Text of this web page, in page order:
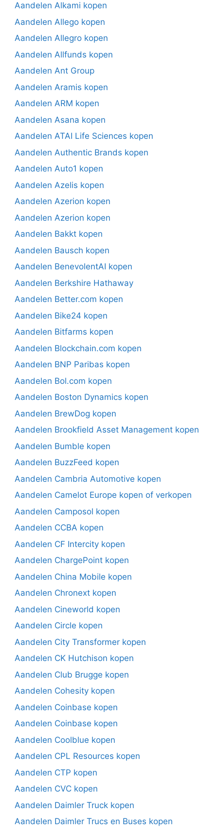
Aandelen Alkami kopen
Aandelen Allego kopen
Aandelen Allegro kopen
Aandelen Allfunds kopen
Aandelen Ant Group
Aandelen Aramis kopen
Aandelen ARM kopen
Aandelen Asana kopen
Aandelen ATAI Life Sciences kopen
Aandelen Authentic Brands kopen
Aandelen Auto1 kopen
Aandelen Azelis kopen
Aandelen Azerion kopen
Aandelen Azerion kopen
Aandelen Bakkt kopen
Aandelen Bausch kopen
Aandelen BenevolentAI kopen
Aandelen Berkshire Hathaway
Aandelen Better.com kopen
Aandelen Bike24 kopen
Aandelen Bitfarms kopen
Aandelen Blockchain.com kopen
Aandelen BNP Paribas kopen
Aandelen Bol.com kopen
Aandelen Boston Dynamics kopen
Aandelen BrewDog kopen
Aandelen Brookfield Asset Management kopen
Aandelen Bumble kopen
Aandelen BuzzFeed kopen
Aandelen Cambria Automotive kopen
Aandelen Camelot Europe kopen of verkopen
Aandelen Camposol kopen
Aandelen CCBA kopen
Aandelen CF Intercity kopen
Aandelen ChargePoint kopen
Aandelen China Mobile kopen
Aandelen Chronext kopen
Aandelen Cineworld kopen
Aandelen Circle kopen
Aandelen City Transformer kopen
Aandelen CK Hutchison kopen
Aandelen Club Brugge kopen
Aandelen Cohesity kopen
Aandelen Coinbase kopen
Aandelen Coinbase kopen
Aandelen Coolblue kopen
Aandelen CPL Resources kopen
Aandelen CTP kopen
Aandelen CVC kopen
Aandelen Daimler Truck kopen
Aandelen Daimler Trucs en Buses kopen